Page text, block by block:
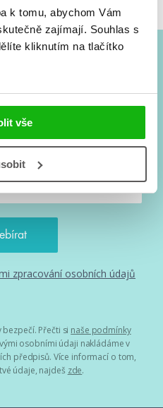
k tomu, abychom Vám
zajímají. Souhlas s
kliknutím na tlačítko
vše
měsíc rovnou do mailu!
soutěže, autoři, filmové
zpracování osobních údajů
Přečti si naše podmínky
osobními údaji nakládáme v
předpisů. Více informací o tom,
údaje, najdeš zde.